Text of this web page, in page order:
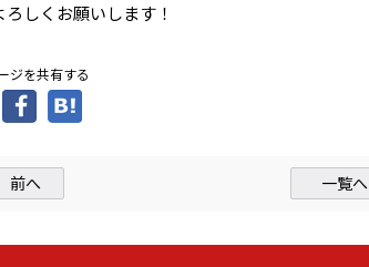
ろしくお願いします！
ジを共有する
前へ 一覧へ